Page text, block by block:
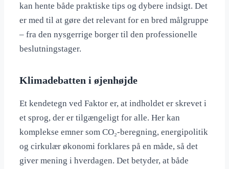
kan hente både praktiske tips og dybere indsigt. Det
er med til at gøre det relevant for en bred målgruppe
– fra den nysgerrige borger til den professionelle
beslutningstager.
Klimadebatten i øjenhøjde
Et kendetegn ved Faktor er, at indholdet er skrevet i
et sprog, der er tilgængeligt for alle. Her kan
komplekse emner som CO₂-beregning, energipolitik
og cirkulær økonomi forklares på en måde, så det
giver mening i hverdagen. Det betyder, at både